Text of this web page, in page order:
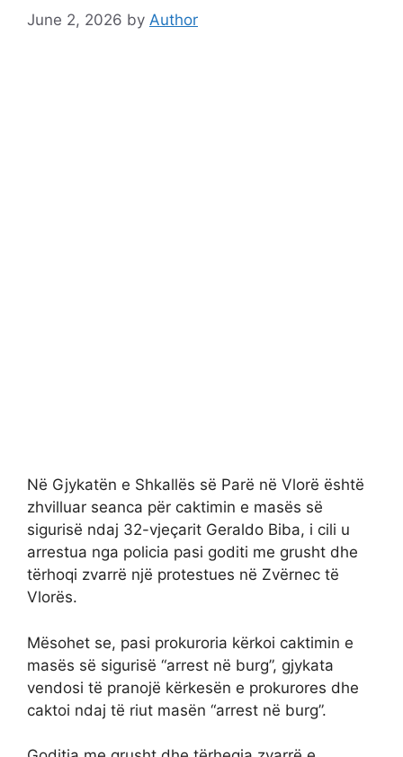
June 2, 2026 by Author
Në Gjykatën e Shkallës së Parë në Vlorë është
zhvilluar seanca për caktimin e masës së
sigurisë ndaj 32-vjeçarit Geraldo Biba, i cili u
arrestua nga policia pasi goditi me grusht dhe
tërhoqi zvarrë një protestues në Zvërnec të
Vlorës.
Mësohet se, pasi prokuroria kërkoi caktimin e
masës së sigurisë “arrest në burg”, gjykata
vendosi të pranojë kërkesën e prokurores dhe
caktoi ndaj të riut masën “arrest në burg”.